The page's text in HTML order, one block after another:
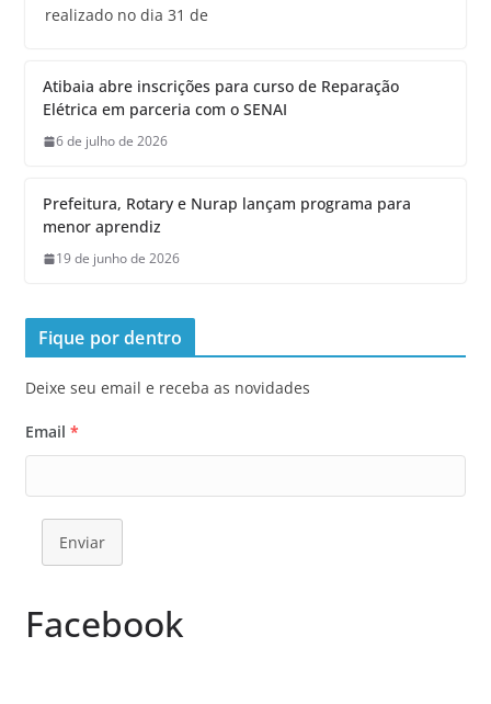
realizado no dia 31 de
Atibaia abre inscrições para curso de Reparação
Elétrica em parceria com o SENAI
6 de julho de 2026
Prefeitura, Rotary e Nurap lançam programa para
menor aprendiz
19 de junho de 2026
Fique por dentro
Deixe seu email e receba as novidades
Email *
Enviar
Facebook